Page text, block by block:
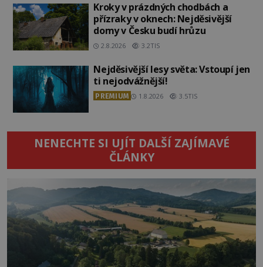
Kroky v prázdných chodbách a
přízraky v oknech: Nejděsivější
domy v Česku budí hrůzu
2.8.2026 3.2TIS
Nejděsivější lesy světa: Vstoupí jen
ti nejodvážnější!
PREMIUM 1.8.2026 3.5TIS
NENECHTE SI UJÍT DALŠÍ ZAJÍMAVÉ
ČLÁNKY